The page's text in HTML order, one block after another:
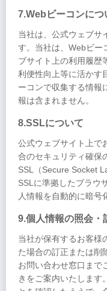
7.Webビーコンにつ
当社は、公式ウェブサ
す。当社は、Webビー
ブサイト上の利用履歴
利便性向上等に活かす
ーコンで収集する情報
報は含まれません。
8.SSLについて
公式ウェブサイト上で
合のセキュリティ確保
SSL（Secure Socket
SSLに準拠したブラウ
人情報を自動的に暗号
9.個人情報の照会・
当社が保有するお客様
た場合の訂正または削
お問い合わせ窓口まで
きをご案内いたします